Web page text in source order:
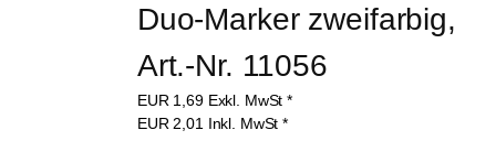
Duo-Marker zweifarbig,
Art.-Nr. 11056
EUR 1,69 Exkl. MwSt *
EUR 2,01 Inkl. MwSt *